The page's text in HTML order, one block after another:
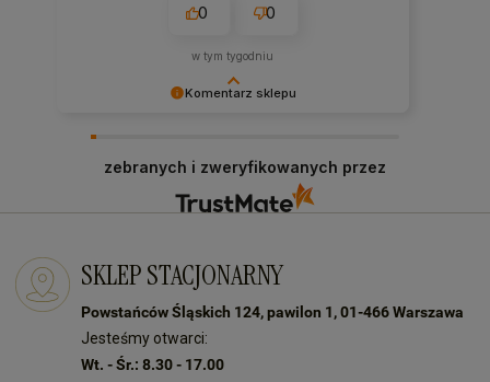
Komentarz sklepu
klienta i Twoja recenzja to nagroda za nasze
wysiłki - dziękujemy raz jeszcze i mamy nadzieję
- do szybkiego zobaczenia! Ms70
0 0
w tym tygodniu
zebranych i zweryfikowanych przez
SKLEP STACJONARNY
Powstańców Śląskich 124, pawilon 1, 01-466 Warszawa
Jesteśmy otwarci:
Wt. - Śr.: 8.30 - 17.00